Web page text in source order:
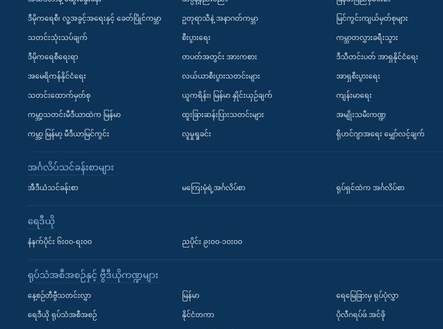
ဒီမိုကရေစီ၊ လူ့အခွင့်အရေးနှင့် ခေတ်ပြိုင်ကမ္ဘာ
သတင်းသုံးသပ်ချက်
ဒီမိုကရေစီရေးရာ
အမေရိကန်နိုင်ငံရေး
သတင်းထောက်မှတ်စု
ကမ္ဘာ့သတင်းမီဒီယာထဲက မြန်မာ
ကမ္ဘာ့ မြန်မာ့ မီဒီယာမြင်ကွင်း
ဥတုရာသီနဲ့ အနာဂတ်ကမ္ဘာ
စီးပွားရေး
တပတ်အတွင်း အားကစား
လယ်ယာစီးပွားသတင်းများ
ယူကရိန်း၊ မြန်မာ နှိုင်းယှဉ်ချက်
ထူးခြားဆန်းပြားသတင်းများ
လူမှုရှုခင်း
မြင်ကွင်းကျယ်မှတ်စုများ
ကမ္ဘာတလွှားခရီးသွား
ဒီသီတင်းပတ် အာရှနိုင်ငံရေး
အာရှစီးပွားရေး
ကျန်းမာရေး
အမျိုးသမီးကဏ္ဍ
ရိုဟင်ဂျာအရေး မျှော်လင့်ချက်
အင်္ဂလိပ်သင်ခန်းစာများ
အီဒီယံသင်ခန်းစာ မကြေးမုံရဲ့အင်္ဂလိပ်စာ ရုပ်ရှင်ထဲက အင်္ဂလိပ်စာ
ရေဒီယို
နံနက်ပိုင်း ၆း၀၀-ရး၀၀ ညပိုင်း ၉း၀၀-၁၀း၀၀
ရုပ်သံအစီအစဉ်နှင့် ဗွီဒီယိုကဏ္ဍများ
နေ့စဉ်တီဗွီသတင်းလွှာ
ရေဒီယို ရုပ်သံအစီအစဉ်
မြန်မာ
နိုင်ငံတကာ
ရေမြေခြားမှ ရုပ်ပုံလွှာ
ပိုလီဂရပ်ဖ်.အင်ဖို